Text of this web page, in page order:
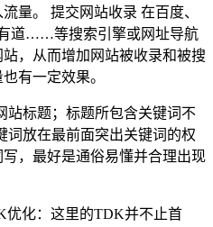
量。 提交网站收录 在百度、
道……等搜索引擎或网址导航
，从而增加网站被收录和被搜
有一定效果。
站标题；标题所包含关键词不
词放在最前面突出关键词的权
，最好是通俗易懂并合理出现
优化：这里的TDK并不止首